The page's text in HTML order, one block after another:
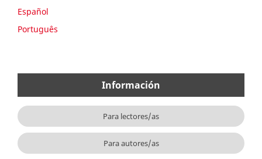
Español
Português
Información
Para lectores/as
Para autores/as